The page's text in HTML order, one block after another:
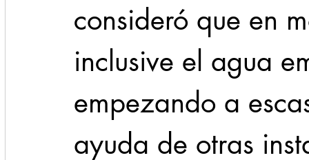
consideró que en
inclusive el agua
empezando a
ayuda de otras